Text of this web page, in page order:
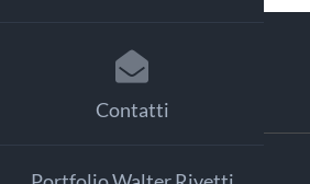
Contatti